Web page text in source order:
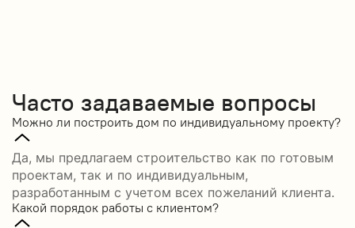
Часто задаваемые вопросы
Можно ли построить дом по индивидуальному проекту?
Да, мы предлагаем строительство как по готовым
проектам, так и по индивидуальным,
разработанным с учетом всех пожеланий клиента.
Какой порядок работы с клиентом?